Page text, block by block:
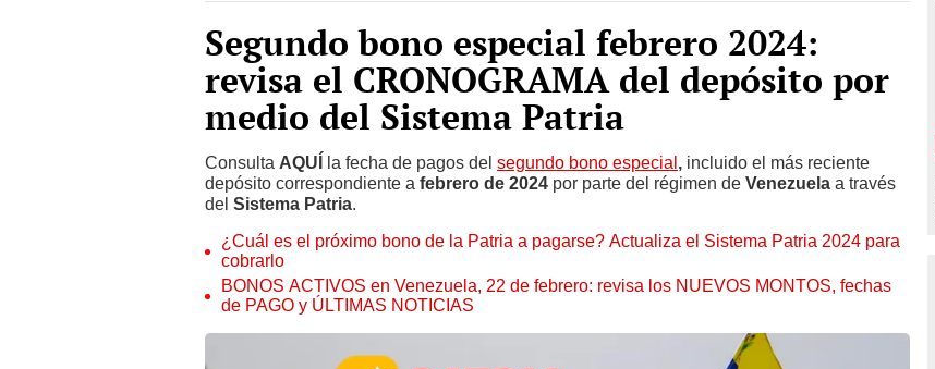
Segundo bono especial febrero 2024:
revisa el CRONOGRAMA del depósito por
medio del Sistema Patria
Consulta AQUÍ la fecha de pagos del segundo bono especial incluido el más reciente
depósito correspondiente afebrero de 2024por parte del régimen deVenezuelaa través
delSistema Patria.
¿Cuál es el próximo bono de la Patria a pagarse? Actualiza el Sistema Patria 2024 para
cobrarlo
BONOS ACTIVOS en Venezuela, 22 de febrero: revisa los NUEVOS MONTOS, fechas
de PAGO y ÚLTIMAS NOTICIAS